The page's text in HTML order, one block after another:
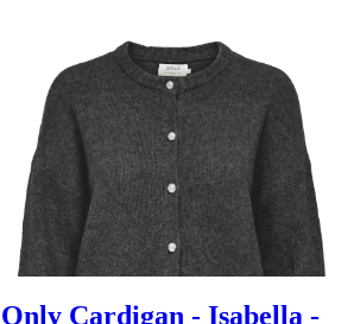
Only Cardigan - Isabella -